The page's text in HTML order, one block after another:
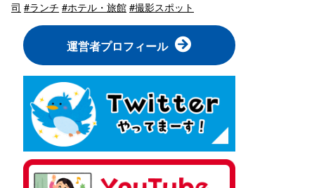
司 #ランチ #ホテル・旅館#撮影スポット
運営者プロフィール